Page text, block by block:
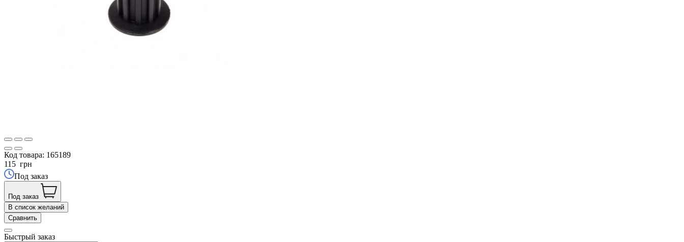
Код товара: 165189
115 грн
Под заказ
Под заказ
В список желаний
Сравнить
Быстрый заказ